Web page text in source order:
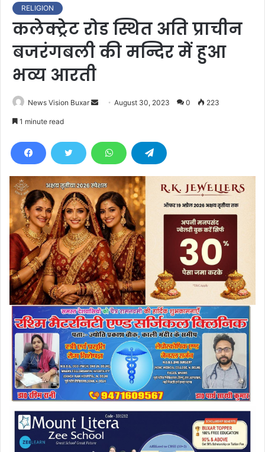
RELIGION
कलेक्ट्रेट रोड स्थित अति प्राचीन
बजरंगबली की मन्दिर में हुआ
भव्य आरती
News Vision Buxar
d
e
m
a
i
l
August 30, 2023 0 223
1 minute read